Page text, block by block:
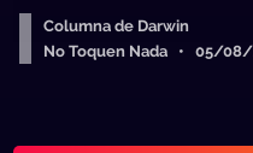
Columna de Darwin
No Toquen Nada • 05/08/